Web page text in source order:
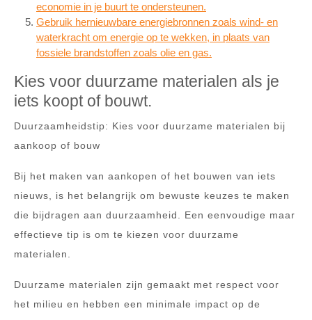
economie in je buurt te ondersteunen.
Gebruik hernieuwbare energiebronnen zoals wind- en
waterkracht om energie op te wekken, in plaats van
fossiele brandstoffen zoals olie en gas.
Kies voor duurzame materialen als je
iets koopt of bouwt.
Duurzaamheidstip: Kies voor duurzame materialen bij
aankoop of bouw
Bij het maken van aankopen of het bouwen van iets
nieuws, is het belangrijk om bewuste keuzes te maken
die bijdragen aan duurzaamheid. Een eenvoudige maar
effectieve tip is om te kiezen voor duurzame
materialen.
Duurzame materialen zijn gemaakt met respect voor
het milieu en hebben een minimale impact op de